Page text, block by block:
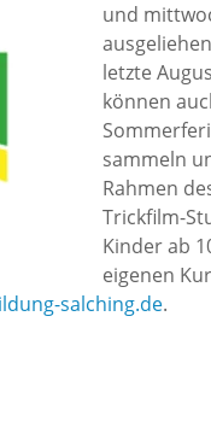
und
letzte
können
sammeln
Rahmen
Trickfilm-
Kinder ab
eigenen
salching.de.